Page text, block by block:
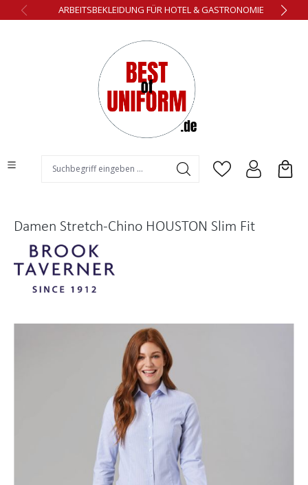
springenARBEITSBEKLEIDUNG FÜR HOTEL & GASTRONOMIE
Damen Stretch-Chino HOUSTON Slim Fit
Bildergalerie überspringen